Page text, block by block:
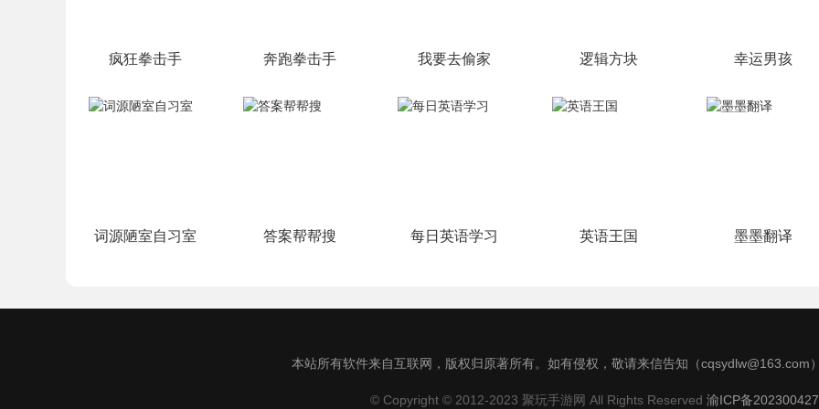
疯狂拳击手 奔跑拳击手 我要去偷家 逻辑方块 幸运男孩
词源陋室自习室 答案帮帮搜 每日英语学习 英语王国 墨墨翻译
本站所有软件来自互联网，版权归原著所有。如有侵权，敬请来信告知（cqsydlw@163.com
© Copyright © 2012-2023 聚玩手游网 All Rights Reserved 渝ICP备